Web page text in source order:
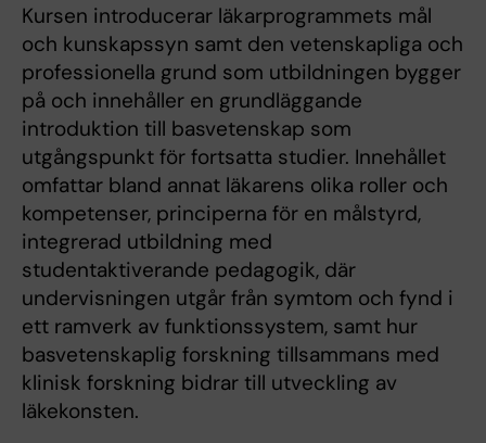
Kursen introducerar läkarprogrammets mål
och kunskapssyn samt den vetenskapliga och
professionella grund som utbildningen bygger
på och innehåller en grundläggande
introduktion till basvetenskap som
utgångspunkt för fortsatta studier. Innehållet
omfattar bland annat läkarens olika roller och
kompetenser, principerna för en målstyrd,
integrerad utbildning med
studentaktiverande pedagogik, där
undervisningen utgår från symtom och fynd i
ett ramverk av funktionssystem, samt hur
basvetenskaplig forskning tillsammans med
klinisk forskning bidrar till utveckling av
läkekonsten.